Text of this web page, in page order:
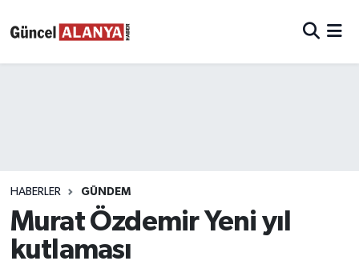
HABERLER GÜNDEM
Murat Özdemir Yeni yıl
kutlaması